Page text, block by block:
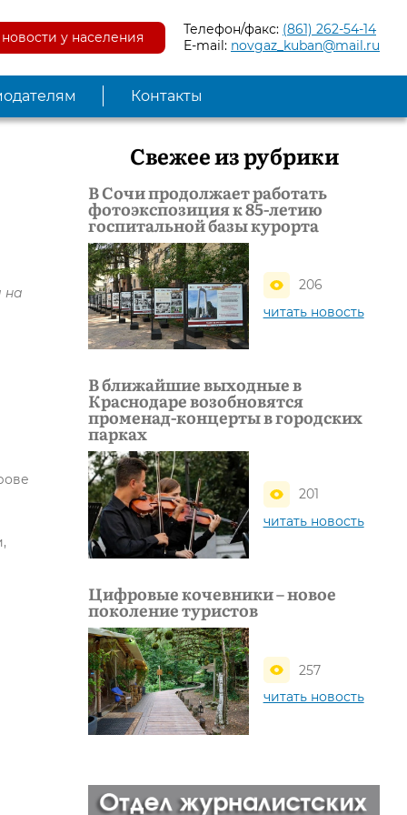
у населения Телефон/факс: (861) 262-54-14
E-mail: novgaz_kuban@mail.ru
Контакты
на
Свежее из рубрики
В Сочи продолжает работать
фотоэкспозиция к 85-летию
госпитальной базы курорта
206
читать новость
В ближайшие выходные в
Краснодаре возобновятся
променад-концерты в городских
парках
201
читать новость
Цифровые кочевники – новое
поколение туристов
257
читать новость